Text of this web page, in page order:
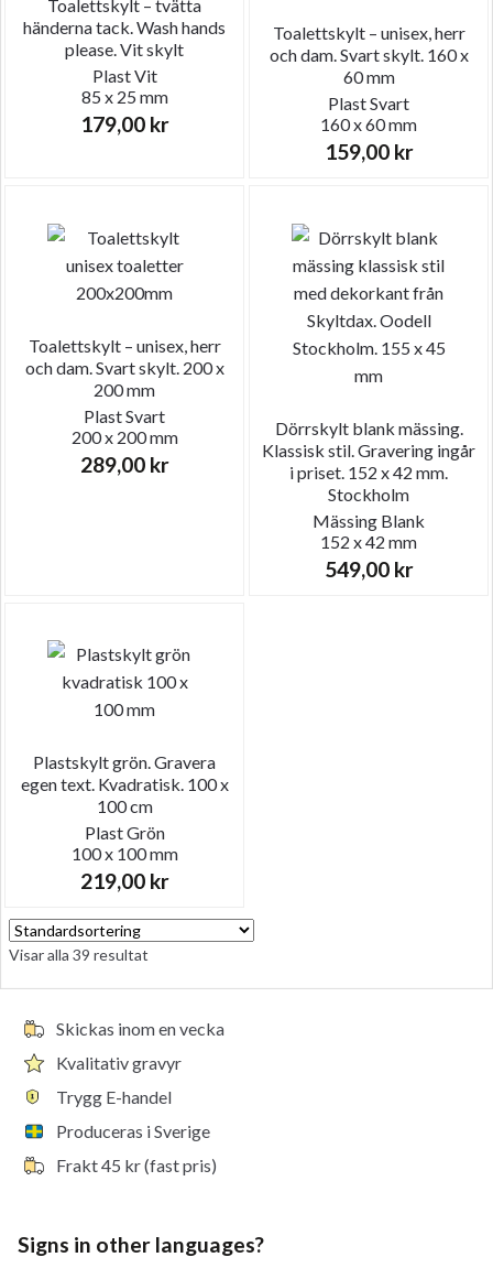
Toalettskylt – tvätta
händerna tack. Wash hands
please. Vit skylt
PlastVit
85 x 25 mm
179,00 kr
Toalettskylt – unisex, herr
och dam. Svart skylt. 160 x
60 mm
PlastSvart
160 x 60 mm
159,00 kr
Toalettskylt – unisex, herr
och dam. Svart skylt. 200 x
200 mm
PlastSvart
200 x 200 mm
289,00 kr
Dörrskylt blank mässing.
Klassisk stil. Gravering ingår
i priset. 152 x 42 mm.
Stockholm
Mässing Blank
152 x 42 mm
549,00 kr
Plastskylt grön. Gravera
egen text. Kvadratisk. 100 x
100 cm
PlastGrön
100 x 100 mm
219,00 kr
Visar alla 39 resultat
Skickas inom en vecka
Kvalitativ gravyr
Trygg E-handel
Produceras i Sverige
Frakt 45 kr (fast pris)
Signs in other languages?